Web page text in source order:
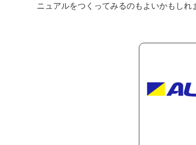
ニュアルをつくってみるのもよいかもしれ